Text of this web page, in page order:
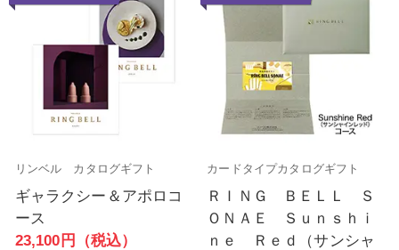
リンベル カタログギフト
ギャラクシー＆アポロコ
ース
23,100円（税込）
カードタイプカタログギフト
ＲＩＮＧ ＢＥＬＬ Ｓ
ＯＮＡＥ Ｓｕｎｓｈｉ
ｎｅ Ｒｅｄ（サンシャ